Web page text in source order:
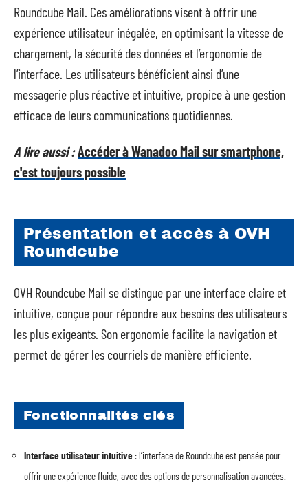
Roundcube Mail. Ces améliorations visent à offrir une
expérience utilisateur inégalée, en optimisant la vitesse de
chargement, la sécurité des données et l’ergonomie de
l’interface. Les utilisateurs bénéficient ainsi d’une
messagerie plus réactive et intuitive, propice à une gestion
efficace de leurs communications quotidiennes.
A lire aussi :Accéder à Wanadoo Mail sur smartphone,
c'est toujours possible
Présentation et accès à OVH
Roundcube
OVH Roundcube Mail se distingue par une interface claire et
intuitive, conçue pour répondre aux besoins des utilisateurs
les plus exigeants. Son ergonomie facilite la navigation et
permet de gérer les courriels de manière efficiente.
Fonctionnalités clés
Interface utilisateur intuitive : l’interface de Roundcube est pensée pour
offrir une expérience fluide, avec des options de personnalisation avancées.